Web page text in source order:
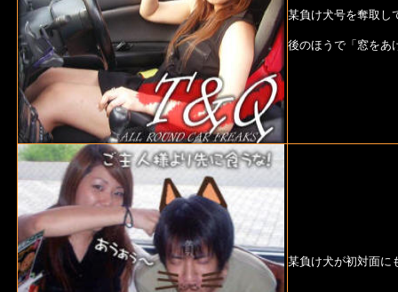
某負け犬号を奪取し
後のほうで「窓をあ
某負け犬が初対面に